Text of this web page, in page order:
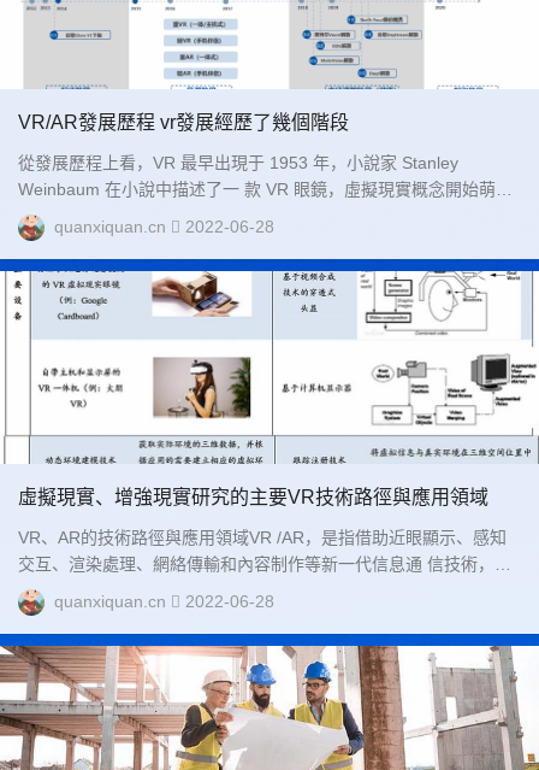
VR/AR發展歷程 vr發展經歷了幾個階段
從發展歷程上看，VR 最早出現于 1953 年，小說家 Stanley
Weinbaum 在小說中描述了一 款 VR 眼鏡，虛擬現實概念開始萌
芽。自此，虛擬現實技術開始萌芽，經歷了上世紀 50、60 年 代的
原始階段，以及 70、80 代的技術積累階段到 90 年代的應用轉型階
段后，在 2012 年正式 步入起步階段。此后行業又經歷了 2016 元
年和 2017 爆冷，經過技術、生態等多方調整，以及 2020 年疫情促
進室內娛樂需求的顯著提升，VR 技術重回人們視野，產業發展迎來
quanxiquan.cn 2022-06-28
虛擬現實、增強現實研究的主要VR技術路徑與應用領域
VR、AR的技術路徑與應用領域VR /AR，是指借助近眼顯示、感知
交互、渲染處理、網絡傳輸和內容制作等新一代信息通 信技術，構
建身臨其境與虛實融合沉浸體驗所涉及的產品和服務，其涉及學科
眾多，應用領域 廣泛，系統種類繁雜。...
quanxiquan.cn 2022-06-28